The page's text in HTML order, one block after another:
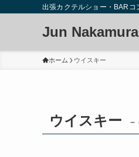
出張カクテルショー・BAR
Jun Nakamura
ホーム ウイスキー
ウイスキー –